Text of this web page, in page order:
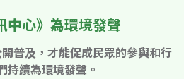
心》為環境發聲
普及，才能促成民眾的參與和行
持續為環境發聲。